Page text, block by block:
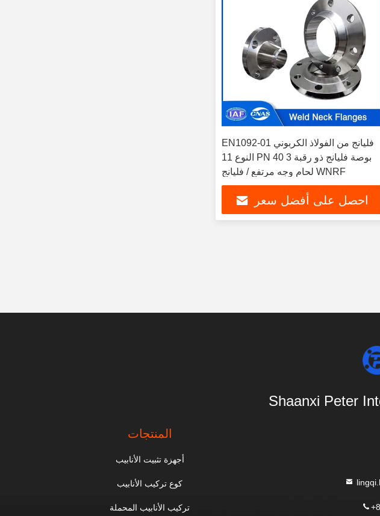
EN1092-01 فليانج من الفولاذ الكربوني
النوع 11 PN 40 3 بوصة فليانج ذو رقبة
لحام وجه مرتفع / فليانج WNRF
احصل على أفضل سعر
Shaanxi Peter
المنتجات
أجهزة تثبيت الأنابيب
كوع تركيب الأنابيب
تركيب الأنابيب المحملة